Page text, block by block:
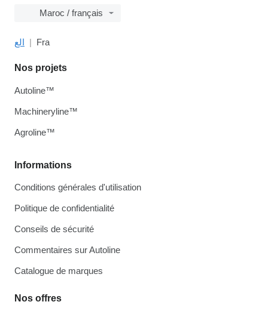
Maroc / français
الع Fra
Informations
Conditions générales d'utilisation
Politique de confidentialité
Conseils de sécurité
Commentaires sur Autoline
Catalogue de marques
Nos offres
Nos projets
Autoline™
Machineryline™
Agroline™